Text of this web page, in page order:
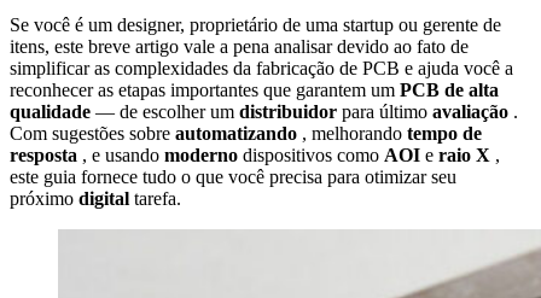
Se você é um designer, proprietário de uma startup ou gerente de
itens, este breve artigo vale a pena analisar devido ao fato de
simplificar as complexidades da fabricação de PCB e ajuda você a
reconhecer as etapas importantes que garantem um PCB de alta
qualidade — de escolher um distribuidor para último avaliação .
Com sugestões sobre automatizando , melhorando tempo de
resposta , e usando moderno dispositivos como AOI e raio X ,
este guia fornece tudo o que você precisa para otimizar seu
próximo digital tarefa.